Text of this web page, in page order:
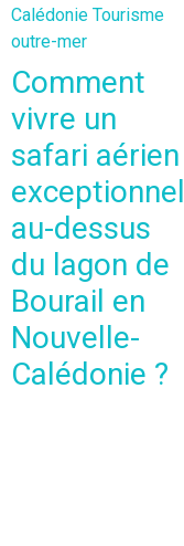
Calédonie Tourisme
outre-mer
Comment
vivre un
safari aérien
exceptionnel
au-dessus
du lagon de
Bourail en
Nouvelle-
Calédonie ?